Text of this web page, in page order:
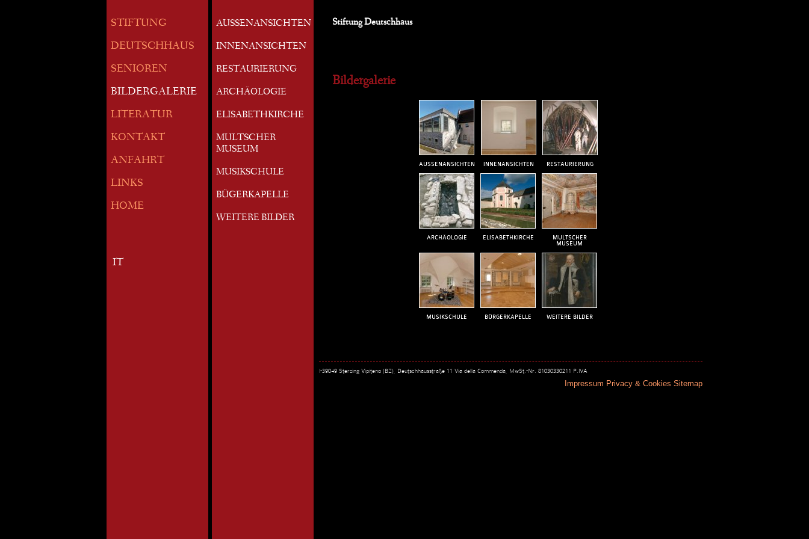
STIFTUNG
DEUTSCHHAUS
SENIOREN
BILDERGALERIE
LITERATUR
KONTAKT
ANFAHRT
LINKS
HOME
IT
AUSSENANSICHTEN
INNENANSICHTEN
RESTAURIERUNG
ARCHÄOLOGIE
ELISABETHKIRCHE
MULTSCHER
MUSEUM
MUSIKSCHULE
BÜGERKAPELLE
WEITERE BILDER
Stiftung Deutschhaus
Bildergalerie
AUSSENANSICHTEN INNENANSICHTEN RESTAURIERUNG
ARCHÄOLOGIE ELISABETHKIRCHE
MULTSCHER
MUSEUM
MUSIKSCHULE BÜRGERKAPELLE WEITERE BILDER
I-39049 Sterzing Vipiteno (BZ), Deutschhausstraße 11 Via della Commenda, MwSt.-Nr. 81030330211 P.IVA
Impressum Privacy & Cookies Sitemap